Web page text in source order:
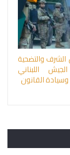
الشرف والتضحية
اللبناني
وسيادة القانون